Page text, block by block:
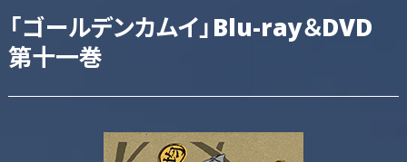
「ゴールデンカムイ」Blu-ray＆DVD
第十一巻